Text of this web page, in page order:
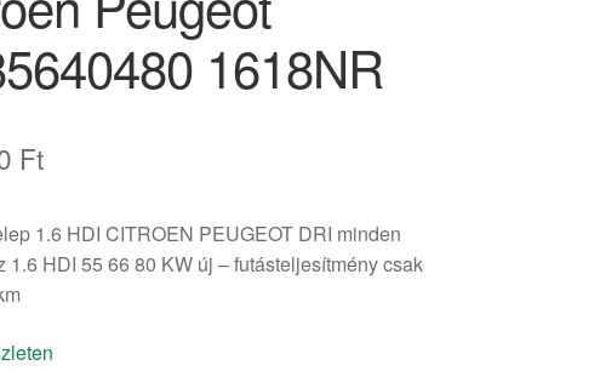
1618NR
Ft
1.6 HDI CITROEN PEUGEOT DRI minden
1.6 HDI 55 66 80 KW új – futásteljesítmény csak